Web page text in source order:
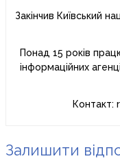
Закінчив Київський
Понад 15 років
інформаційних
Контакт:
Залишити